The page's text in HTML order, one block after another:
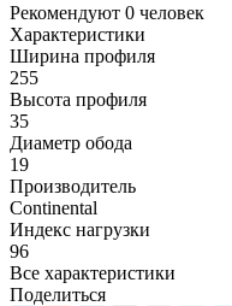
Рекомендуют 0 человек
Характеристики
Ширина профиля
255
Высота профиля
35
Диаметр обода
19
Производитель
Continental
Индекс нагрузки
96
Все характеристики
Поделиться